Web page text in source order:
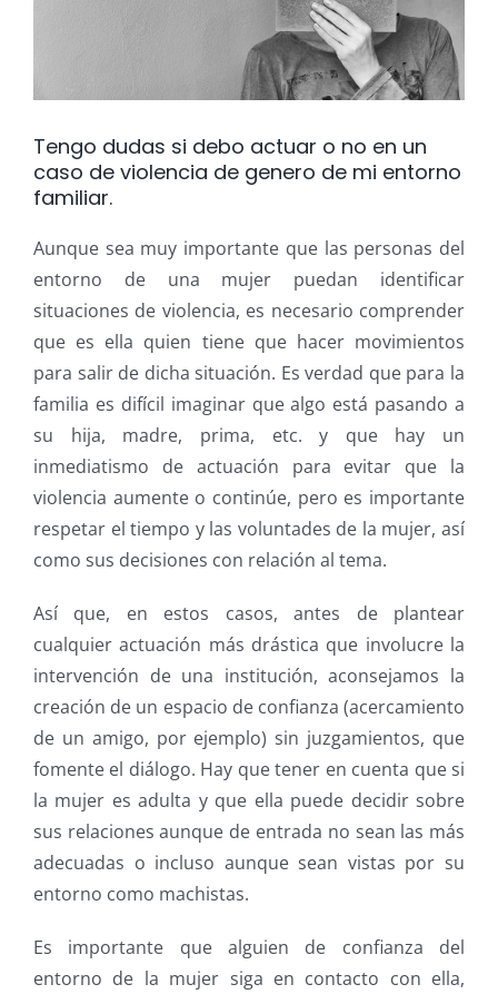
Tengo dudas si debo actuar o no en un
caso de violencia de genero de mi entorno
familiar.
Aunque sea muy importante que las personas del
entorno de una mujer puedan identificar
situaciones de violencia, es necesario comprender
que es ella quien tiene que hacer movimientos
para salir de dicha situación. Es verdad que para la
familia es difícil imaginar que algo está pasando a
su hija, madre, prima, etc. y que hay un
inmediatismo de actuación para evitar que la
violencia aumente o continúe, pero es importante
respetar el tiempo y las voluntades de la mujer, así
como sus decisiones con relación al tema.
Así que, en estos casos, antes de plantear
cualquier actuación más drástica que involucre la
intervención de una institución, aconsejamos la
creación de un espacio de confianza (acercamiento
de un amigo, por ejemplo) sin juzgamientos, que
fomente el diálogo. Hay que tener en cuenta que si
la mujer es adulta y que ella puede decidir sobre
sus relaciones aunque de entrada no sean las más
adecuadas o incluso aunque sean vistas por su
entorno como machistas.
Es importante que alguien de confianza del
entorno de la mujer siga en contacto con ella,